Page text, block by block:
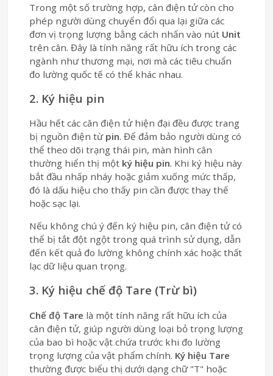
Trong một số trường hợp, cân điện tử còn cho
phép người dùng chuyển đổi qua lại giữa các
đơn vị trọng lượng bằng cách nhấn vào nút Unit
trên cân. Đây là tính năng rất hữu ích trong các
ngành như thương mại, nơi mà các tiêu chuẩn
đo lường quốc tế có thể khác nhau.
2. Ký hiệu pin
Hầu hết các cân điện tử hiện đại đều được trang
bị nguồn điện từ pin. Để đảm bảo người dùng có
thể theo dõi trạng thái pin, màn hình cân
thường hiển thị một ký hiệu pin. Khi ký hiệu này
bắt đầu nhấp nháy hoặc giảm xuống mức thấp,
đó là dấu hiệu cho thấy pin cần được thay thế
hoặc sạc lại.
Nếu không chú ý đến ký hiệu pin, cân điện tử có
thể bị tắt đột ngột trong quá trình sử dụng, dẫn
đến kết quả đo lường không chính xác hoặc thất
lạc dữ liệu quan trọng.
3. Ký hiệu chế độ Tare (Trừ bì)
Chế độ Tare là một tính năng rất hữu ích của
cân điện tử, giúp người dùng loại bỏ trọng lượng
của bao bì hoặc vật chứa trước khi đo lường
trọng lượng của vật phẩm chính. Ký hiệu Tare
thường được biểu thị dưới dạng chữ "T" hoặc